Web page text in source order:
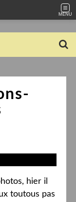
MENU
hier il
toutous pas